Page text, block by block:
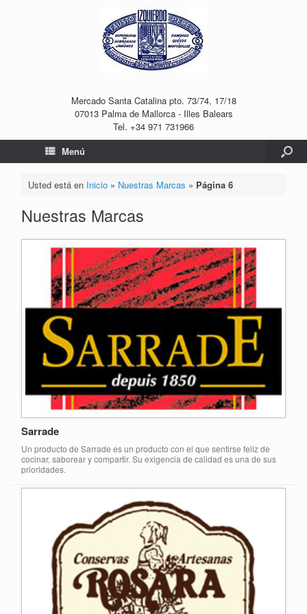
Mercado Santa Catalina pto. 73/74, 17/18
07013 Palma de Mallorca - Illes Balears
Tel. +34 971 731966
Menú
Usted está en Inicio » Nuestras Marcas » Página 6
Nuestras Marcas
Sarrade
Un producto de Sarrade es un producto con el que sentirse feliz de
cocinar, saborear y compartir. Su exigencia de calidad es una de sus
prioridades.